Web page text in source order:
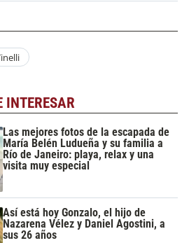
INTERESAR
Las mejores fotos de la escapada de
María Belén Ludueña y su familia a
Río de Janeiro: playa, relax y una
visita muy especial
Así está hoy Gonzalo, el hijo de
Nazarena Vélez y Daniel Agostini, a
sus 26 años